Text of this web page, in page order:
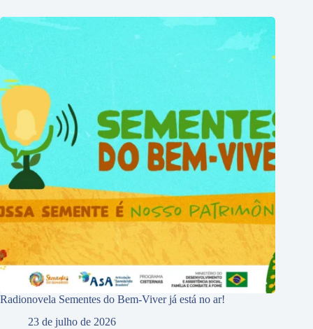
Radionovela Sementes do Bem-Viver já está no ar!
23 de julho de 2026